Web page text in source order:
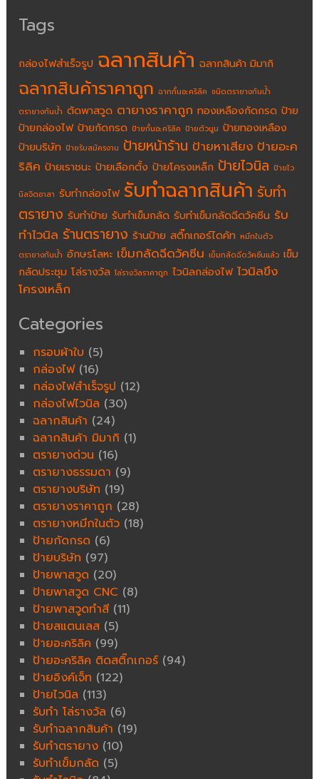
Tags
กล่องไฟสำเร็จรูป ฉลากสินค้า ฉลากสินค้า มิมากิ
ฉลากสินค้าราคาถูก ฉากกั้นอะคริลิค ชนิดตรายางกันน้ำ
ตรายางกันน้ำ ตัดพาสวูด ตายางราคาถูก ทองเหลืองกัดกรด ป้าย
ป้ายกล่องไฟ ป้ายกัดกรด ป้ายกั้นอะคริลิค ป้ายตัวนูน ป้ายทองเหลือง
ป้ายบริษัท ป้ายรับสมัครงาน ป้ายหน้าร้าน ป้ายหาเสียง ป้ายอะค
ริลิค ป้ายเราชนะ ป้ายเลือกตั้ง ป้ายโครงเหล็ก ป้ายไวนิล ป้ายไว
นิลจิตอาสา รับทำกล่องไฟ รับทำฉลากสินค้า รับทำ
ตรายาง รับทำป้าย รับทำเข็มกลัด รับทำเข็มกลัดฉีดวัคซีน รับ
ทำไวนิล ร้านตรายาง ร้านป้าย สติ๊กเกอร์ไดคัท หมึกในตัว
ตรายางกันน้ำ อักษรโลหะ เข็มกลัดฉีดวัคซีน เข็มกลัดฉีดวัคซีนแล้ว เข็ม
กลัดประชุม โล่รางวัล โล่รางวัลราคาถูก ไวนิลกล่องไฟ ไวนิลขึง
โครงเหล็ก
Categories
กรอบผ้าใบ (5)
กล่องไฟ(16)
กล่องไฟสำเร็จรูป (12)
กล่องไฟไวนิล (30)
ฉลากสินค้า (24)
ฉลากสินค้า มิมากิ (1)
ตรายางด่วน (16)
ตรายางธรรมดา (9)
ตรายางบริษัท (19)
ตรายางราคาถูก (28)
ตรายางหมึกในตัว (18)
ป้ายกัดกรด (6)
ป้ายบริษัท (97)
ป้ายพาสวูด (20)
ป้ายพาสวูด CNC (8)
ป้ายพาสวูดทำสี (11)
ป้ายสแตนเลส (5)
ป้ายอะคริลิค (99)
ป้ายอะคริลิค ติดสติ๊กเกอร์ (94)
ป้ายอิงค์เจ็ท (122)
ป้ายไวนิล (113)
รับทำ โล่รางวัล (6)
รับทำฉลากสินค้า (19)
รับทำตรายาง (10)
รับทำเข็มกลัด (5)